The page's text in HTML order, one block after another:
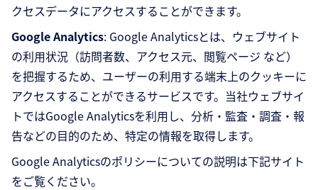
クセスデータにアクセスすることができます。
Google Analytics: Google Analyticsとは、ウェブサイト
の利用状況（訪問者数、アクセス元、閲覧ページ など）
を把握するため、ユーザーの利用する端末上のクッキーに
アクセスすることができるサービスです。当社ウェブサイ
トではGoogle Analyticsを利用し、分析・監査・調査・報
告などの目的のため、特定の情報を取得します。
Google Analyticsのポリシーについての説明は下記サイト
をご覧ください。